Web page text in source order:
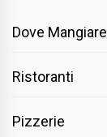
Dove Mangiare
Ristoranti
Pizzerie